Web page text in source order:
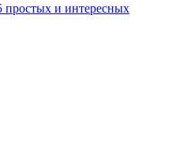
простых и интересных